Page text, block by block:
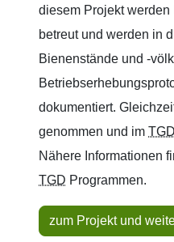
diesem Projekt
betreut und werden in
Bienenstände und -
dokumentiert.
genommen und im TGD
Nähere Informationen
TGD Programmen.
zum Projekt und